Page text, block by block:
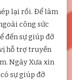
lại rồi. Để làm
công sức
đến sự giúp đỡ
hỗ trợ truyền
Ngày Xưa xin
sự giúp đỡ